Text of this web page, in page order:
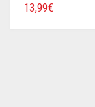
13,99€